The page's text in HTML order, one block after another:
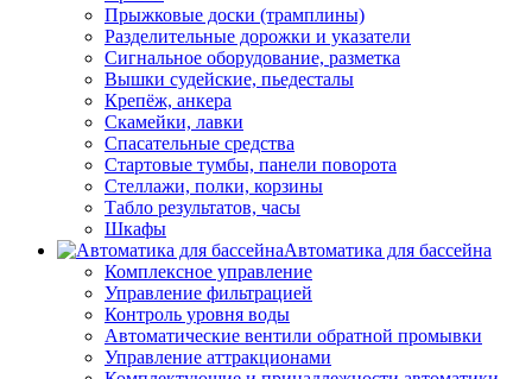
Прыжковые доски (трамплины)
Разделительные дорожки и указатели
Cигнальное оборудование, разметка
Вышки судейские, пьедесталы
Крепёж, анкера
Скамейки, лавки
Спасательные средства
Стартовые тумбы, панели поворота
Стеллажи, полки, корзины
Табло результатов, часы
Шкафы
Автоматика для бассейна
Комплексное управление
Управление фильтрацией
Контроль уровня воды
Автоматические вентили обратной промывки
Управление аттракционами